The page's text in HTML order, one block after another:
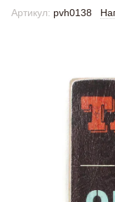
Артикул: pvh0138